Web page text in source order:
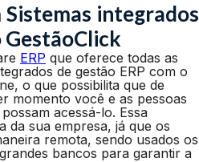
integrados
GestãoClick
ERP que oferece todas as
de gestão ERP com o
o que possibilita que de
momento você e as pessoas
acessá-lo. Essa
da sua empresa, já que os
remota, sendo usados os
bancos para garantir a